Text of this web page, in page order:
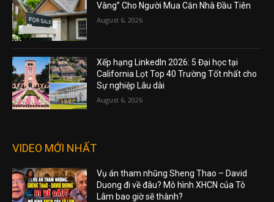
Vàng” Cho Người Mua Căn Nhà Đầu Tiên
August 6, 2026
Xếp hạng LinkedIn 2026: 5 Đại học tại
California Lọt Top 40 Trường Tốt nhất cho
Sự nghiệp Lâu dài
August 6, 2026
VIDEO MỚI NHẤT
Vụ án tham nhũng Sheng Thao – David
Duong đi về đâu? Mô hình XHCN của Tô
Lâm bao giờ sẽ thành?